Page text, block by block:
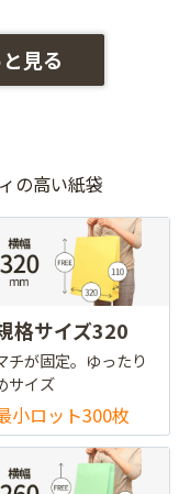
見る
の高い紙袋
格サイズ320
チが固定。ゆったり
サイズ
小ロット300枚